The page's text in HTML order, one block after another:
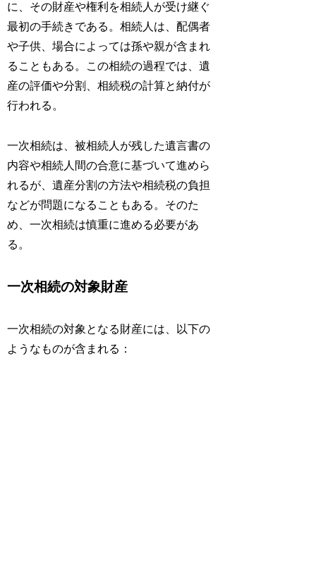
に、その財産や権利を相続人が受け継ぐ
最初の手続きである。相続人は、配偶者
や子供、場合によっては孫や親が含まれ
ることもある。この相続の過程では、遺
産の評価や分割、相続税の計算と納付が
行われる。
一次相続は、被相続人が残した遺言書の
内容や相続人間の合意に基づいて進めら
れるが、遺産分割の方法や相続税の負担
などが問題になることもある。そのた
め、一次相続は慎重に進める必要があ
る。
一次相続の対象財産
一次相続の対象となる財産には、以下の
ようなものが含まれる：